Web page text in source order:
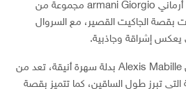
طرح المصمم العالمي جورجيو أرماني armani Giorgio مجموعة من
بقصة الجاكيت القصير، مع السروال
يعكس إشراقة وجاذبية.
أبدع المصمم أليكسيس مابيل Alexis Mabille بدلة سهرة أنيقة، تعد من
التي تبرز طول الساقين، كما تتميز بقصة